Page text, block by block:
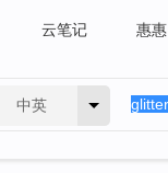
云笔记 惠惠
中英